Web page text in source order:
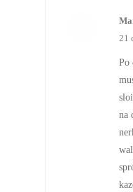
21
Po
na